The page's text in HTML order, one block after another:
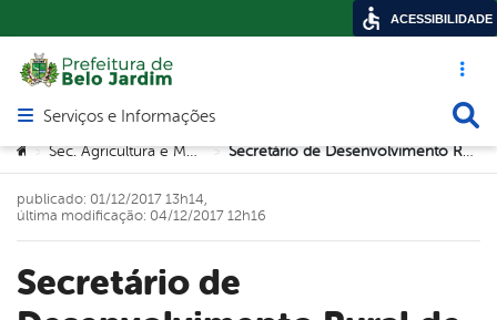
Acesso
Abrir menu principal de navegação
Serviços e Informações
Você está aqui:
> Sec. Agricultura e Meio Ambiente > Secretário de Desenvolvimento Rural de Belo Jardim participa de posse no Iterpe
Secretário de
publicado: 01/12/2017 13h14,
última modificação: 04/12/2017 12h16
ACESSIBILIDADE